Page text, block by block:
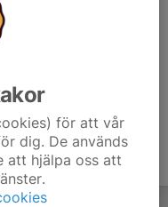
för att vår
dig. De används
att hjälpa oss att